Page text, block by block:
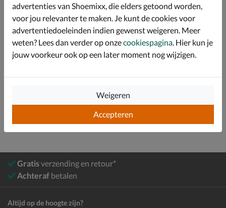
Specificaties
Over Skechers
Gratisverzending en retour*
Achteraf betalen
Altijd op de hoogte zijn?
advertenties van Shoemixx, die elders getoond worden,
voor jou relevanter te maken. Je kunt de cookies voor
advertentiedoeleinden indien gewenst weigeren. Meer
weten? Lees dan verder op onzecookiespagina . Hier kun je
jouw voorkeur ook op een later moment nog wijzigen.
Accepteren
Weigeren